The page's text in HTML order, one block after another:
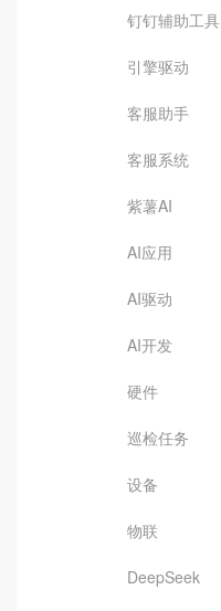
钉钉辅助工具
引擎驱动
客服助手
客服系统
紫薯AI
AI应用
AI驱动
AI开发
硬件
巡检任务
设备
物联
DeepSeek